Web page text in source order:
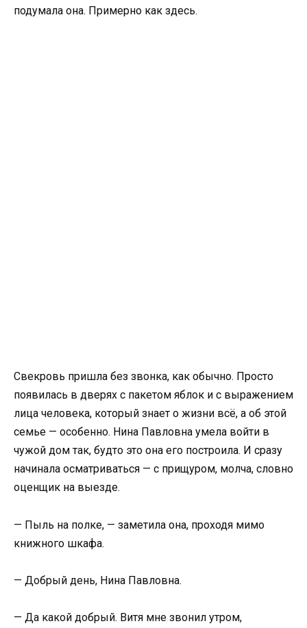
подумала она. Примерно как здесь.
Свекровь пришла без звонка, как обычно. Просто
появилась в дверях с пакетом яблок и с выражением
лица человека, который знает о жизни всё, а об этой
семье — особенно. Нина Павловна умела войти в
чужой дом так, будто это она его построила. И сразу
начинала осматриваться — с прищуром, молча, словно
оценщик на выезде.
— Пыль на полке, — заметила она, проходя мимо
книжного шкафа.
— Добрый день, Нина Павловна.
— Да какой добрый. Витя мне звонил утром,